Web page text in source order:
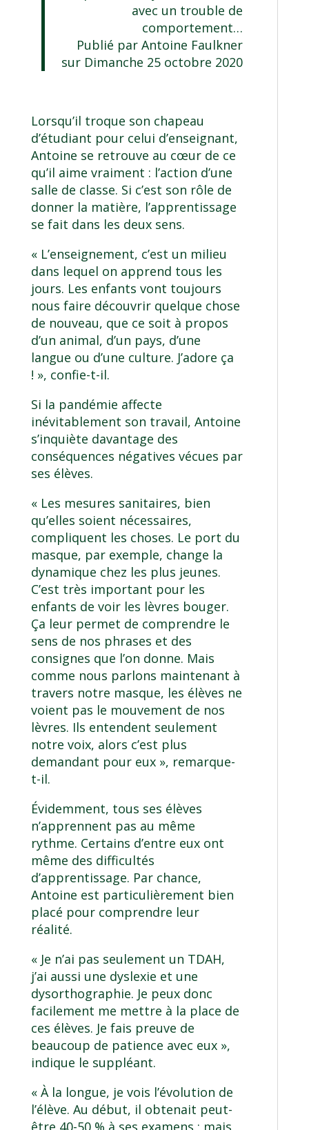
avec un trouble de
comportement…
Publié parAntoine Faulkner
sur Dimanche 25 octobre 2020
Lorsqu’il troque son chapeau
d’étudiant pour celui d’enseignant,
Antoine se retrouve au cœur de ce
qu’il aime vraiment : l’action d’une
salle de classe. Si c’est son rôle de
donner la matière, l’apprentissage
se fait dans les deux sens.
« L’enseignement, c’est un milieu
dans lequel on apprend tous les
jours. Les enfants vont toujours
nous faire découvrir quelque chose
de nouveau, que ce soit à propos
d’un animal, d’un pays, d’une
langue ou d’une culture. J’adore ça
! », confie-t-il.
Si la pandémie affecte
inévitablement son travail, Antoine
s’inquiète davantage des
conséquences négatives vécues par
ses élèves.
« Les mesures sanitaires, bien
qu’elles soient nécessaires,
compliquent les choses. Le port du
masque, par exemple, change la
dynamique chez les plus jeunes.
C’est très important pour les
enfants de voir les lèvres bouger.
Ça leur permet de comprendre le
sens de nos phrases et des
consignes que l’on donne. Mais
comme nous parlons maintenant à
travers notre masque, les élèves ne
voient pas le mouvement de nos
lèvres. Ils entendent seulement
notre voix, alors c’est plus
demandant pour eux », remarque-
t-il.
Évidemment, tous ses élèves
n’apprennent pas au même
rythme. Certains d’entre eux ont
même des difficultés
d’apprentissage. Par chance,
Antoine est particulièrement bien
placé pour comprendre leur
réalité.
« Je n’ai pas seulement un TDAH,
j’ai aussi une dyslexie et une
dysorthographie. Je peux donc
facilement me mettre à la place de
ces élèves. Je fais preuve de
beaucoup de patience avec eux »,
indique le suppléant.
« À la longue, je vois l’évolution de
l’élève. Au début, il obtenait peut-